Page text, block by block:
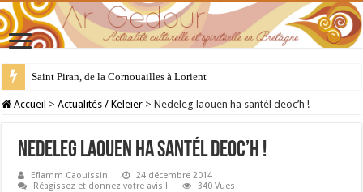
Saint Piran, de la Cornouailles à Lorient
28 juillet : Saint Samson de Dol, père de la Bretagne chrétienne
Accueil > Actualités / Keleier > Nedeleg laouen ha santél deoc’h !
Nedeleg laouen ha santél deoc’h !
Eflamm Caouissin
24 décembre 2014
Réagissez et donnez votre avis !
340 Vues